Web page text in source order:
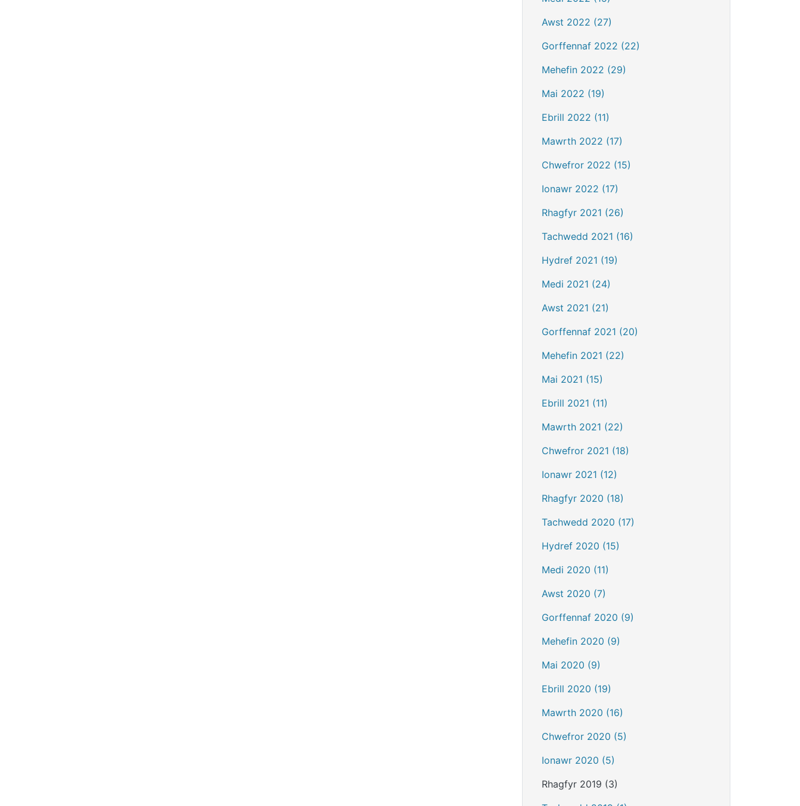
Awst 2022 (27)
Gorffennaf 2022 (22)
Mehefin 2022 (29)
Mai 2022 (19)
Ebrill 2022 (11)
Mawrth 2022 (17)
Chwefror 2022 (15)
Ionawr 2022 (17)
Rhagfyr 2021 (26)
Tachwedd 2021 (16)
Hydref 2021 (19)
Medi 2021 (24)
Awst 2021 (21)
Gorffennaf 2021 (20)
Mehefin 2021 (22)
Mai 2021 (15)
Ebrill 2021 (11)
Mawrth 2021 (22)
Chwefror 2021 (18)
Ionawr 2021 (12)
Rhagfyr 2020 (18)
Tachwedd 2020 (17)
Hydref 2020 (15)
Medi 2020 (11)
Awst 2020 (7)
Gorffennaf 2020 (9)
Mehefin 2020 (9)
Mai 2020 (9)
Ebrill 2020 (19)
Mawrth 2020 (16)
Chwefror 2020 (5)
Ionawr 2020 (5)
Rhagfyr 2019 (3)